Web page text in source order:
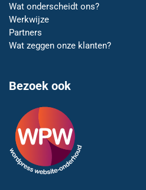
Wat onderscheidt ons?
Werkwijze
Partners
Wat zeggen onze klanten?
Bezoek ook